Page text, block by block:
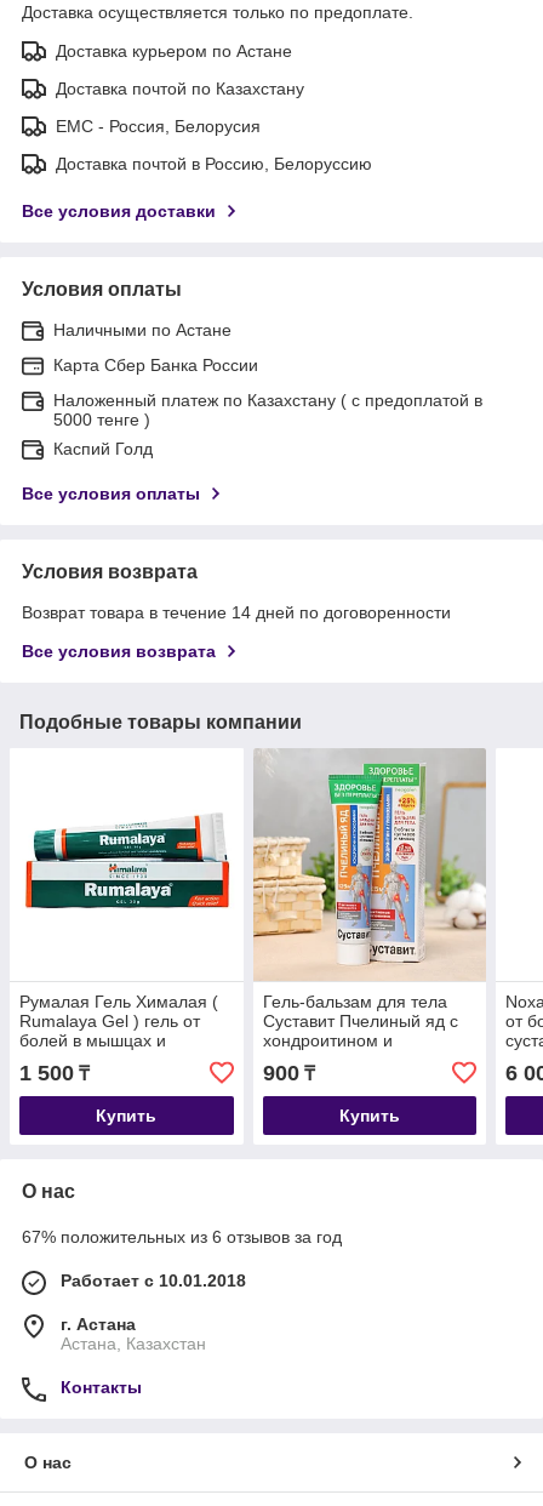
Доставка осуществляется только по предоплате.
Доставка курьером по Астане
Доставка почтой по Казахстану
ЕМС - Россия, Белорусия
Доставка почтой в Россию, Белоруссию
Все условия доставки
Условия оплаты
Наличными по Астане
Карта Сбер Банка России
Наложенный платеж по Казахстану ( с предоплатой в
5000 тенге )
Каспий Голд
Все условия оплаты
Условия возврата
Возврат товара в течение 14 дней по договоренности
Все условия возврата
Подобные товары компании
Румалая Гель Хималая (
Rumalaya Gel ) гель от
болей в мышцах и
суставов 30 мл
1 500 ₸
Купить
Гель-бальзам для тела
Суставит Пчелиный яд с
хондроитином и
глюкозамином, 125 мл
900₸
Купить
от
6
О нас
67% положительных из 6 отзывов за год
Работает с 10.01.2018
г. Астана
Астана, Казахстан
Контакты
О нас